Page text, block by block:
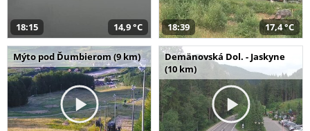
18:15 14,9 °C 18:39 17,4 °C
Mýto pod Ďumbierom (9 km)
Demänovská Dol. - Jaskyne
(10 km)